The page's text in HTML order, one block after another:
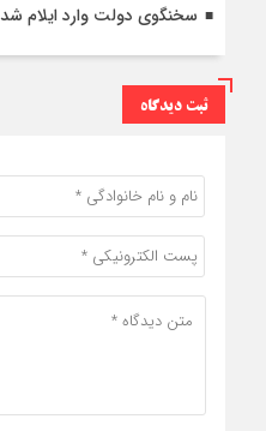
سخنگوی دولت وارد ایلام شد
ثبت دیدگاه